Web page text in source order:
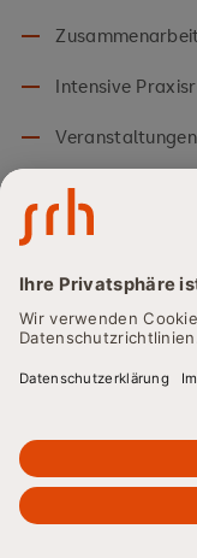
Intensive
Haben Sie Fragen?
Team der
Praxisausbildung
ZWEI